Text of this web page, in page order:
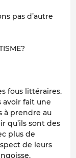
pas d’autre
fous littéraires.
avoir fait une
à prendre au
qu’ils sont des
plus de
de leurs